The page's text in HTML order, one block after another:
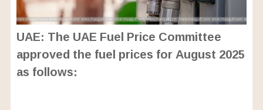
UAE: The UAE Fuel Price Committee
approved the fuel prices for August 2025
as follows: